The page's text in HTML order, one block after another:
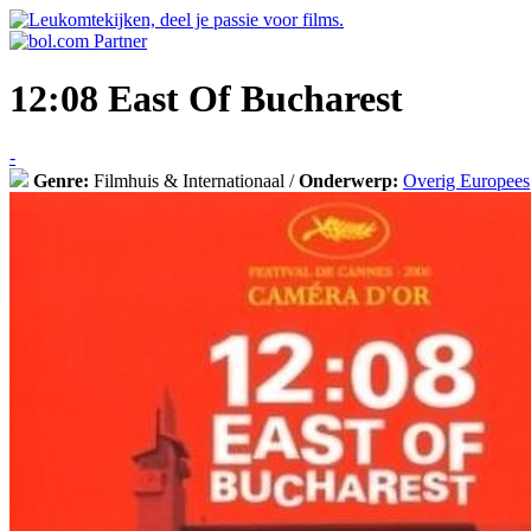
12:08 East Of Bucharest
-
Genre: Filmhuis & Internationaal /Onderwerp: Overig Europees